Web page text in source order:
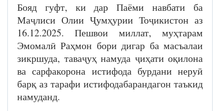
Бояд гуфт, ки дар Паёми навбати ба
Маҷлиси Олии Ҷумҳурии Тоҷикистон аз
16.12.2025. Пешвои миллат, муҳтарам
Эмомалӣ Раҳмон бори дигар ба масъалаи
зикршуда, таваҷуҳ намуда ҷиҳати оқилона
ва сарфакорона истифода бурдани неруӣ
барқ аз тарафи истифодабарандагон таъкид
намуданд.